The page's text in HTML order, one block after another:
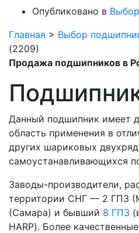
Опубликовано в
Главная > Выбор
(2209)
Продажа подшипников в
Данный подшипник имеет
область применения в
других шариковых
самоустанавливающихся
Заводы-производители,
территории СНГ — 2 ГПЗ
(Самара) и бывший 8 ГПЗ
HARP). Более